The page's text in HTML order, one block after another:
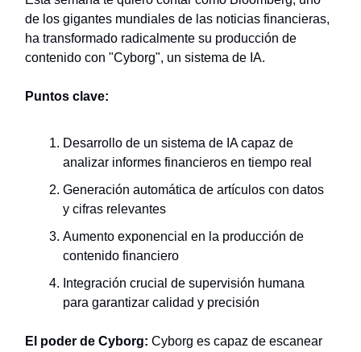
de los gigantes mundiales de las noticias financieras,
ha transformado radicalmente su producción de
contenido con "Cyborg", un sistema de IA.
Puntos clave:
Desarrollo de un sistema de IA capaz de
analizar informes financieros en tiempo real
Generación automática de artículos con datos
y cifras relevantes
Aumento exponencial en la producción de
contenido financiero
Integración crucial de supervisión humana
para garantizar calidad y precisión
El poder de Cyborg: Cyborg es capaz de escanear